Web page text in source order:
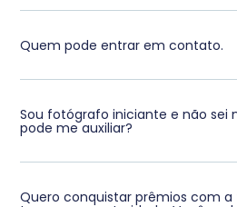
Quem pode entrar em contato.
Sou fotógrafo iniciante e não sei
pode me auxiliar?
Quero conquistar prêmios com